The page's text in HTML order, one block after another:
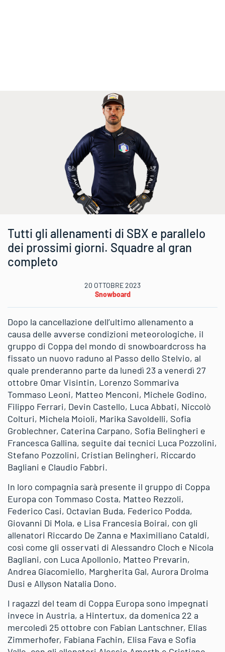
Tutti gli allenamenti di SBX e parallelo
dei prossimi giorni. Squadre al gran
completo
20 OTTOBRE 2023
Snowboard
Dopo la cancellazione dell’ultimo allenamento a
causa delle avverse condizioni meteorologiche, il
gruppo di Coppa del mondo di snowboardcross ha
fissato un nuovo raduno al Passo dello Stelvio, al
quale prenderanno parte da lunedì 23 a venerdì 27
ottobre Omar Visintin, Lorenzo Sommariva
Tommaso Leoni, Matteo Menconi, Michele Godino,
Filippo Ferrari, Devin Castello, Luca Abbati, Niccolò
Colturi, Michela Moioli, Marika Savoldelli, Sofia
Groblechner, Caterina Carpano, Sofia Belingheri e
Francesca Gallina, seguite dai tecnici Luca Pozzolini,
Stefano Pozzolini, Cristian Belingheri, Riccardo
Bagliani e Claudio Fabbri.
In loro compagnia sarà presente il gruppo di Coppa
Europa con Tommaso Costa, Matteo Rezzoli,
Federico Casi, Octavian Buda, Federico Podda,
Giovanni Di Mola, e Lisa Francesia Boirai, con gli
allenatori Riccardo De Zanna e Maximiliano Cataldi,
così come gli osservati di Alessandro Cloch e Nicola
Bagliani, con Luca Apollonio, Matteo Prevarin,
Andrea Giacomiello, Margherita Gal, Aurora Drolma
Dusi e Allyson Natalia Dono.
I ragazzi del team di Coppa Europa sono impegnati
invece in Austria, a Hintertux, da domenica 22 a
mercoledì 25 ottobre con Fabian Lantschner, Elias
Zimmerhofer, Fabiana Fachin, Elisa Fava e Sofia